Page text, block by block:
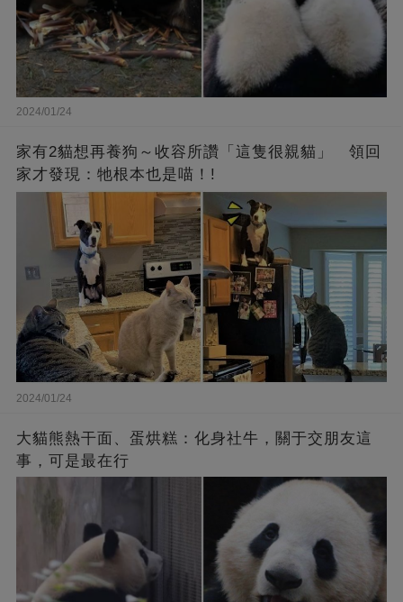
2024/01/24
家有2貓想再養狗～收容所讚「這隻很親貓」 領回
家才發現：牠根本也是喵！!
2024/01/24
大貓熊熱干面、蛋烘糕：化身社牛，關于交朋友這
事，可是最在行